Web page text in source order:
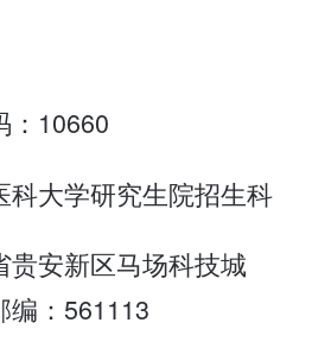
：10660
科大学研究生院招生科
贵安新区马场科技城
编：561113